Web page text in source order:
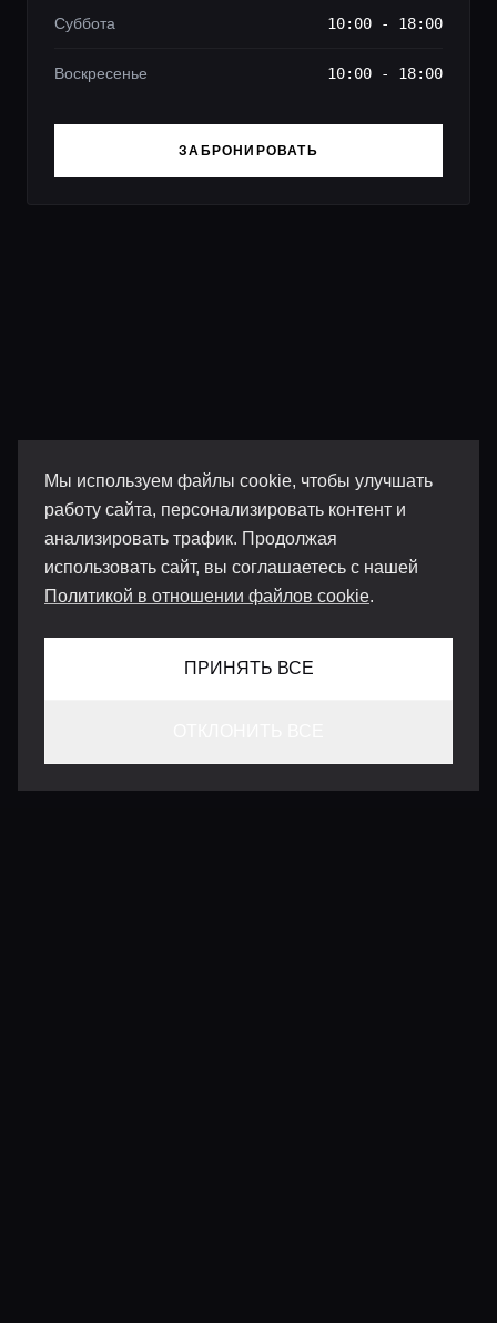
Мы используем файлы cookie, чтобы улучшать
работу сайта, персонализировать контент и
анализировать трафик. Продолжая
использовать сайт, вы соглашаетесь с нашей
Политикой в отношении файлов cookie.
ПРИНЯТЬ ВСЕ
Суббота 10:00 - 18:00
Воскресенье 10:00 - 18:00
ЗАБРОНИРОВАТЬ